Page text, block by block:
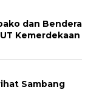
dan Bendera
Kemerdekaan
Sambang